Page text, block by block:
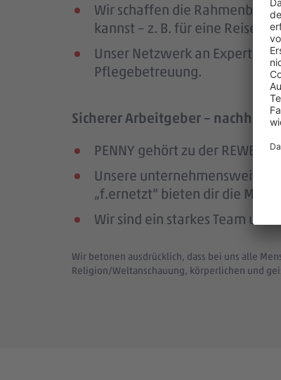
Wir schaffen die
kannst – z. B. für eine Reise
Unser Netzwerk an
Pflegebetreuung.
Sicherer Arbeitgeber –
PENNY gehört zu der REWE
Unsere unternehmensweiten
„f.ernetzt“ bieten dir die
Wir sind ein starkes Team
Wir betonen ausdrücklich, dass bei uns alle
Religion/Weltanschauung, körperlichen und